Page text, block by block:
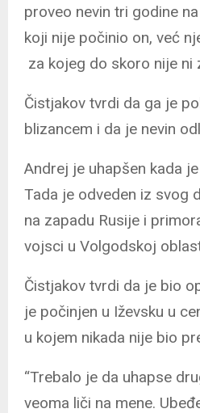
proveo nevin tri godine
koji nije počinio on, već
za kojeg do skoro nije ni
Čistjakov tvrdi da ga je
blizancem i da je nevin
Andrej je uhapšen kada
Tada je odveden iz svog
na zapadu Rusije i
vojsci u Volgodskoj
Čistjakov tvrdi da je bio
je počinjen u Iževsku u
u kojem nikada nije bio
“Trebalo je da uhapse
veoma liči na mene.